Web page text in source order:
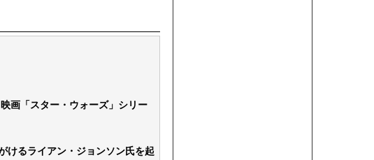
いランニングシューズを手に入れる
「愛人になれ」と脅された。辞めたら1週間もしないう...
画「スター・ウォーズ」シリー
けるライアン・ジョンソン氏を起